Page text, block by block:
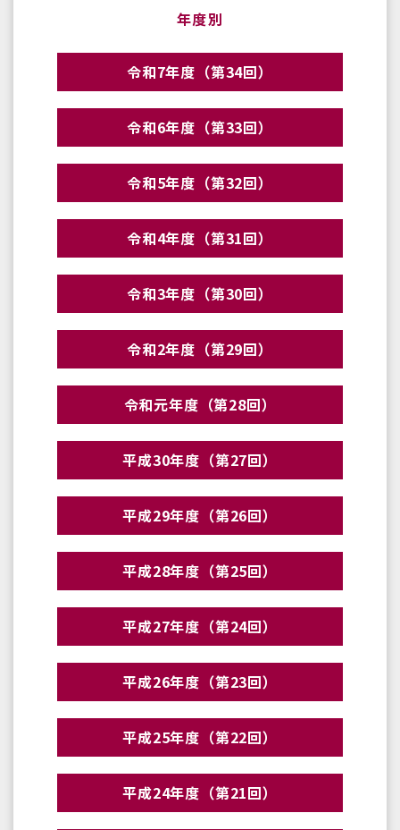
年度別
令和7年度（第34回）
令和6年度（第33回）
令和5年度（第32回）
令和4年度（第31回）
令和3年度（第30回）
令和2年度（第29回）
令和元年度（第28回）
平成30年度（第27回）
平成29年度（第26回）
平成28年度（第25回）
平成27年度（第24回）
平成26年度（第23回）
平成25年度（第22回）
平成24年度（第21回）